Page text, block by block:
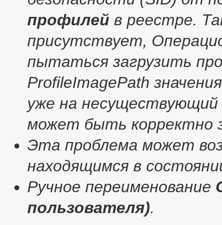
профилей в реестре.
присутствует,
пытаться загрузить
ProfileImagePath
уже на
может быть корректно
Эта проблема может
находящимся в
Ручное переименование
пользователя).